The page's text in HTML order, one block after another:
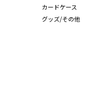
カードケース
グッズ/その他